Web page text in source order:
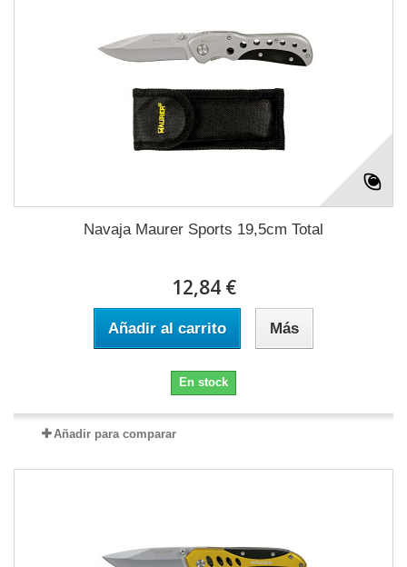
Navaja Maurer Sports 19,5cm Total
12,84 €
Añadir al carrito Más
En stock
Añadir para comparar